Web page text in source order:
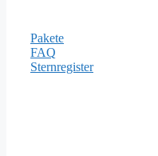
Pakete
FAQ
Sternregister